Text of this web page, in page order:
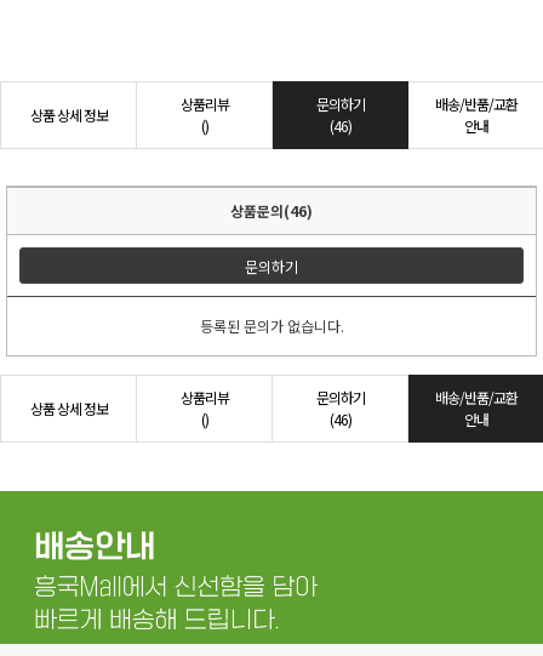
상품 상세 정보
상품리뷰
()
문의하기
(46)
배송/반품/교환
안내
상품문의(46)
문의하기
등록된 문의가 없습니다.
상품 상세 정보
상품리뷰
()
문의하기
(46)
배송/반품/교환
안내